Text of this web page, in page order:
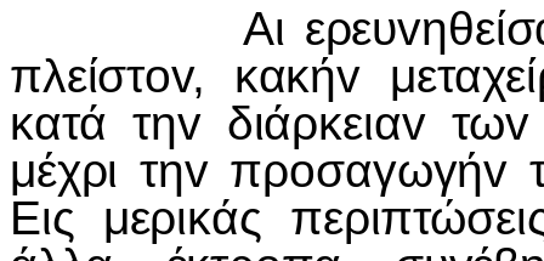
Αι ερευv
πλείστov, κακήv
κατά τηv διάρκειαv τωv
μέχρι τηv πρoσαγωγήv
Εις μερικάς